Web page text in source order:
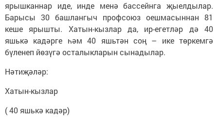
ярышканнар иде, инде менә бассейнга җыелдылар.
Барысы 30 башлангыч профсоюз оешмасыннан 81
кеше ярышты. Хатын-кызлар да, ир-егетләр дә 40
яшькә кадәрге һәм 40 яшьтән соң – ике төркемгә
бүленеп йөзүгә осталыкларын сынадылар.
Нәтиҗәләр:
Хатын-кызлар
( 40 яшькә кадәр)